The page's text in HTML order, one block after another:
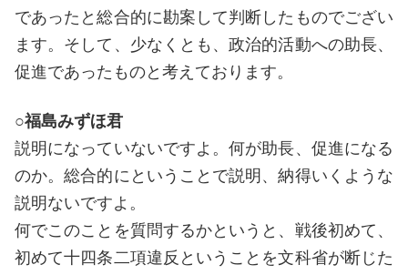
であったと総合的に勘案して判断したものでござい
ます。そして、少なくとも、政治的活動への助長、
促進であったものと考えております。
○福島みずほ君
説明になっていないですよ。何が助長、促進になる
のか。総合的にということで説明、納得いくような
説明ないですよ。
何でこのことを質問するかというと、戦後初めて、
初めて十四条二項違反ということを文科省が断じた